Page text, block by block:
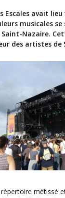
Escales avait
musicales se
Nazaire.
des artistes de
métissé